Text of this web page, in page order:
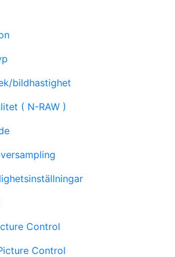
bildhastighet
( N-RAW )
Control
Control